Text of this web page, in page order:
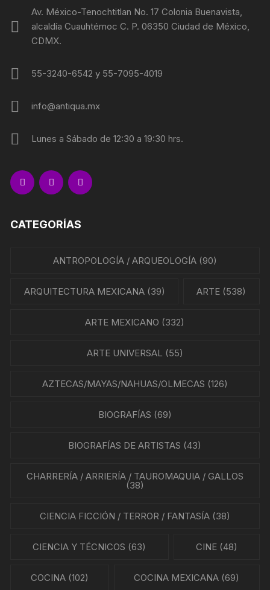
Av. México-Tenochtitlan No. 17 Colonia Buenavista,
alcaldía Cuauhtémoc C. P. 06350 Ciudad de México,
CDMX.
55-3240-6542 y 55-7095-4019
info@antiqua.mx
Lunes a Sábado de 12:30 a 19:30 hrs.
CATEGORÍAS
ANTROPOLOGÍA / ARQUEOLOGÍA(90)
ARQUITECTURA MEXICANA(39) ARTE (538)
ARTE MEXICANO (332)
ARTE UNIVERSAL (55)
AZTECAS/MAYAS/NAHUAS/OLMECAS (126)
BIOGRAFÍAS (69)
BIOGRAFÍAS DE ARTISTAS (43)
CHARRERÍA / ARRIERÍA / TAUROMAQUIA / GALLOS
(38)
CIENCIA FICCIÓN / TERROR / FANTASÍA(38)
CIENCIA Y TÉCNICOS (63) CINE(48)
COCINA(102) COCINA MEXICANA (69)